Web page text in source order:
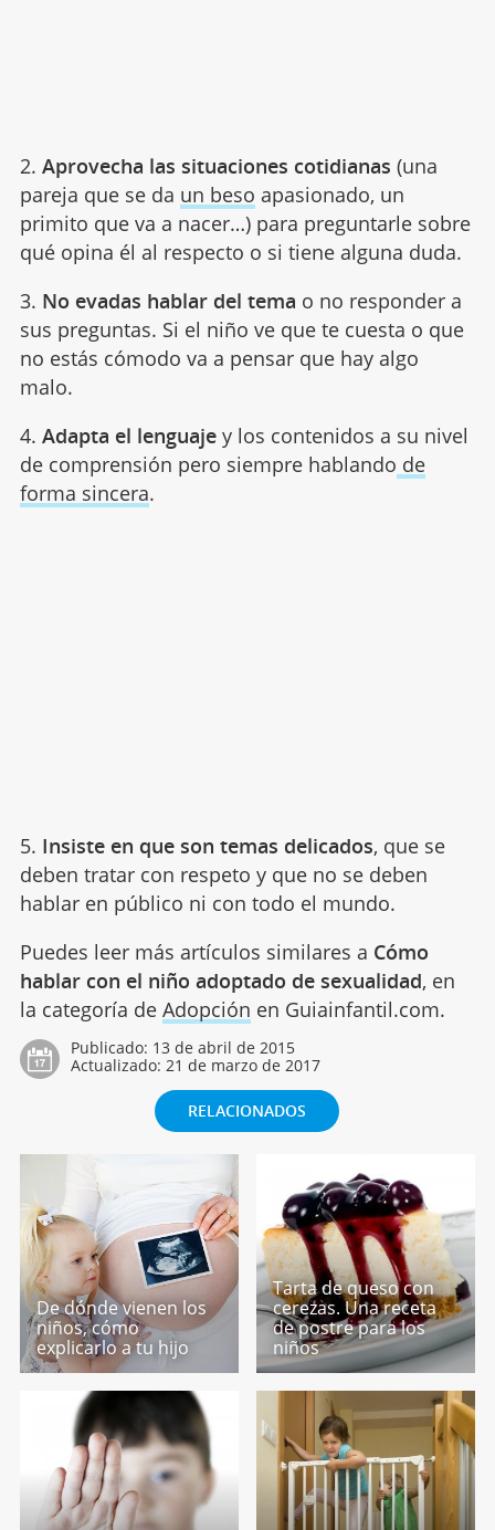
2. Aprovecha las situaciones cotidianas (una
pareja que se da un beso apasionado, un
primito que va a nacer…) para preguntarle sobre
qué opina él al respecto o si tiene alguna duda.
3. No evadas hablar del tema o no responder a
sus preguntas. Si el niño ve que te cuesta o que
no estás cómodo va a pensar que hay algo
malo.
4. Adapta el lenguajey los contenidos a su nivel
de comprensión pero siempre hablando de
forma sincera.
5. Insiste en que son temas delicados, que se
deben tratar con respeto y que no se deben
hablar en público ni con todo el mundo.
Puedes leer más artículos similares a Cómo
hablar con el niño adoptado de sexualidad, en
la categoría de Adopción en Guiainfantil.com.
Publicado: 13 de abril de 2015
Actualizado: 21 de marzo de 2017
RELACIONADOS
De dónde vienen los
niños, cómo
explicarlo a tu hijo
Tarta de queso con
cerezas. Una receta
de postre para los
niños